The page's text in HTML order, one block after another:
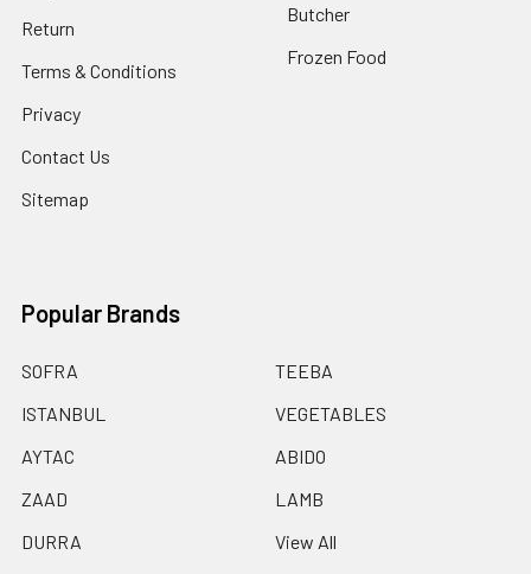
Return
Terms & Conditions
Privacy
Contact Us
Sitemap
Butcher
Frozen Food
Popular Brands
SOFRA
ISTANBUL
AYTAC
ZAAD
DURRA
TEEBA
VEGETABLES
ABIDO
LAMB
View All